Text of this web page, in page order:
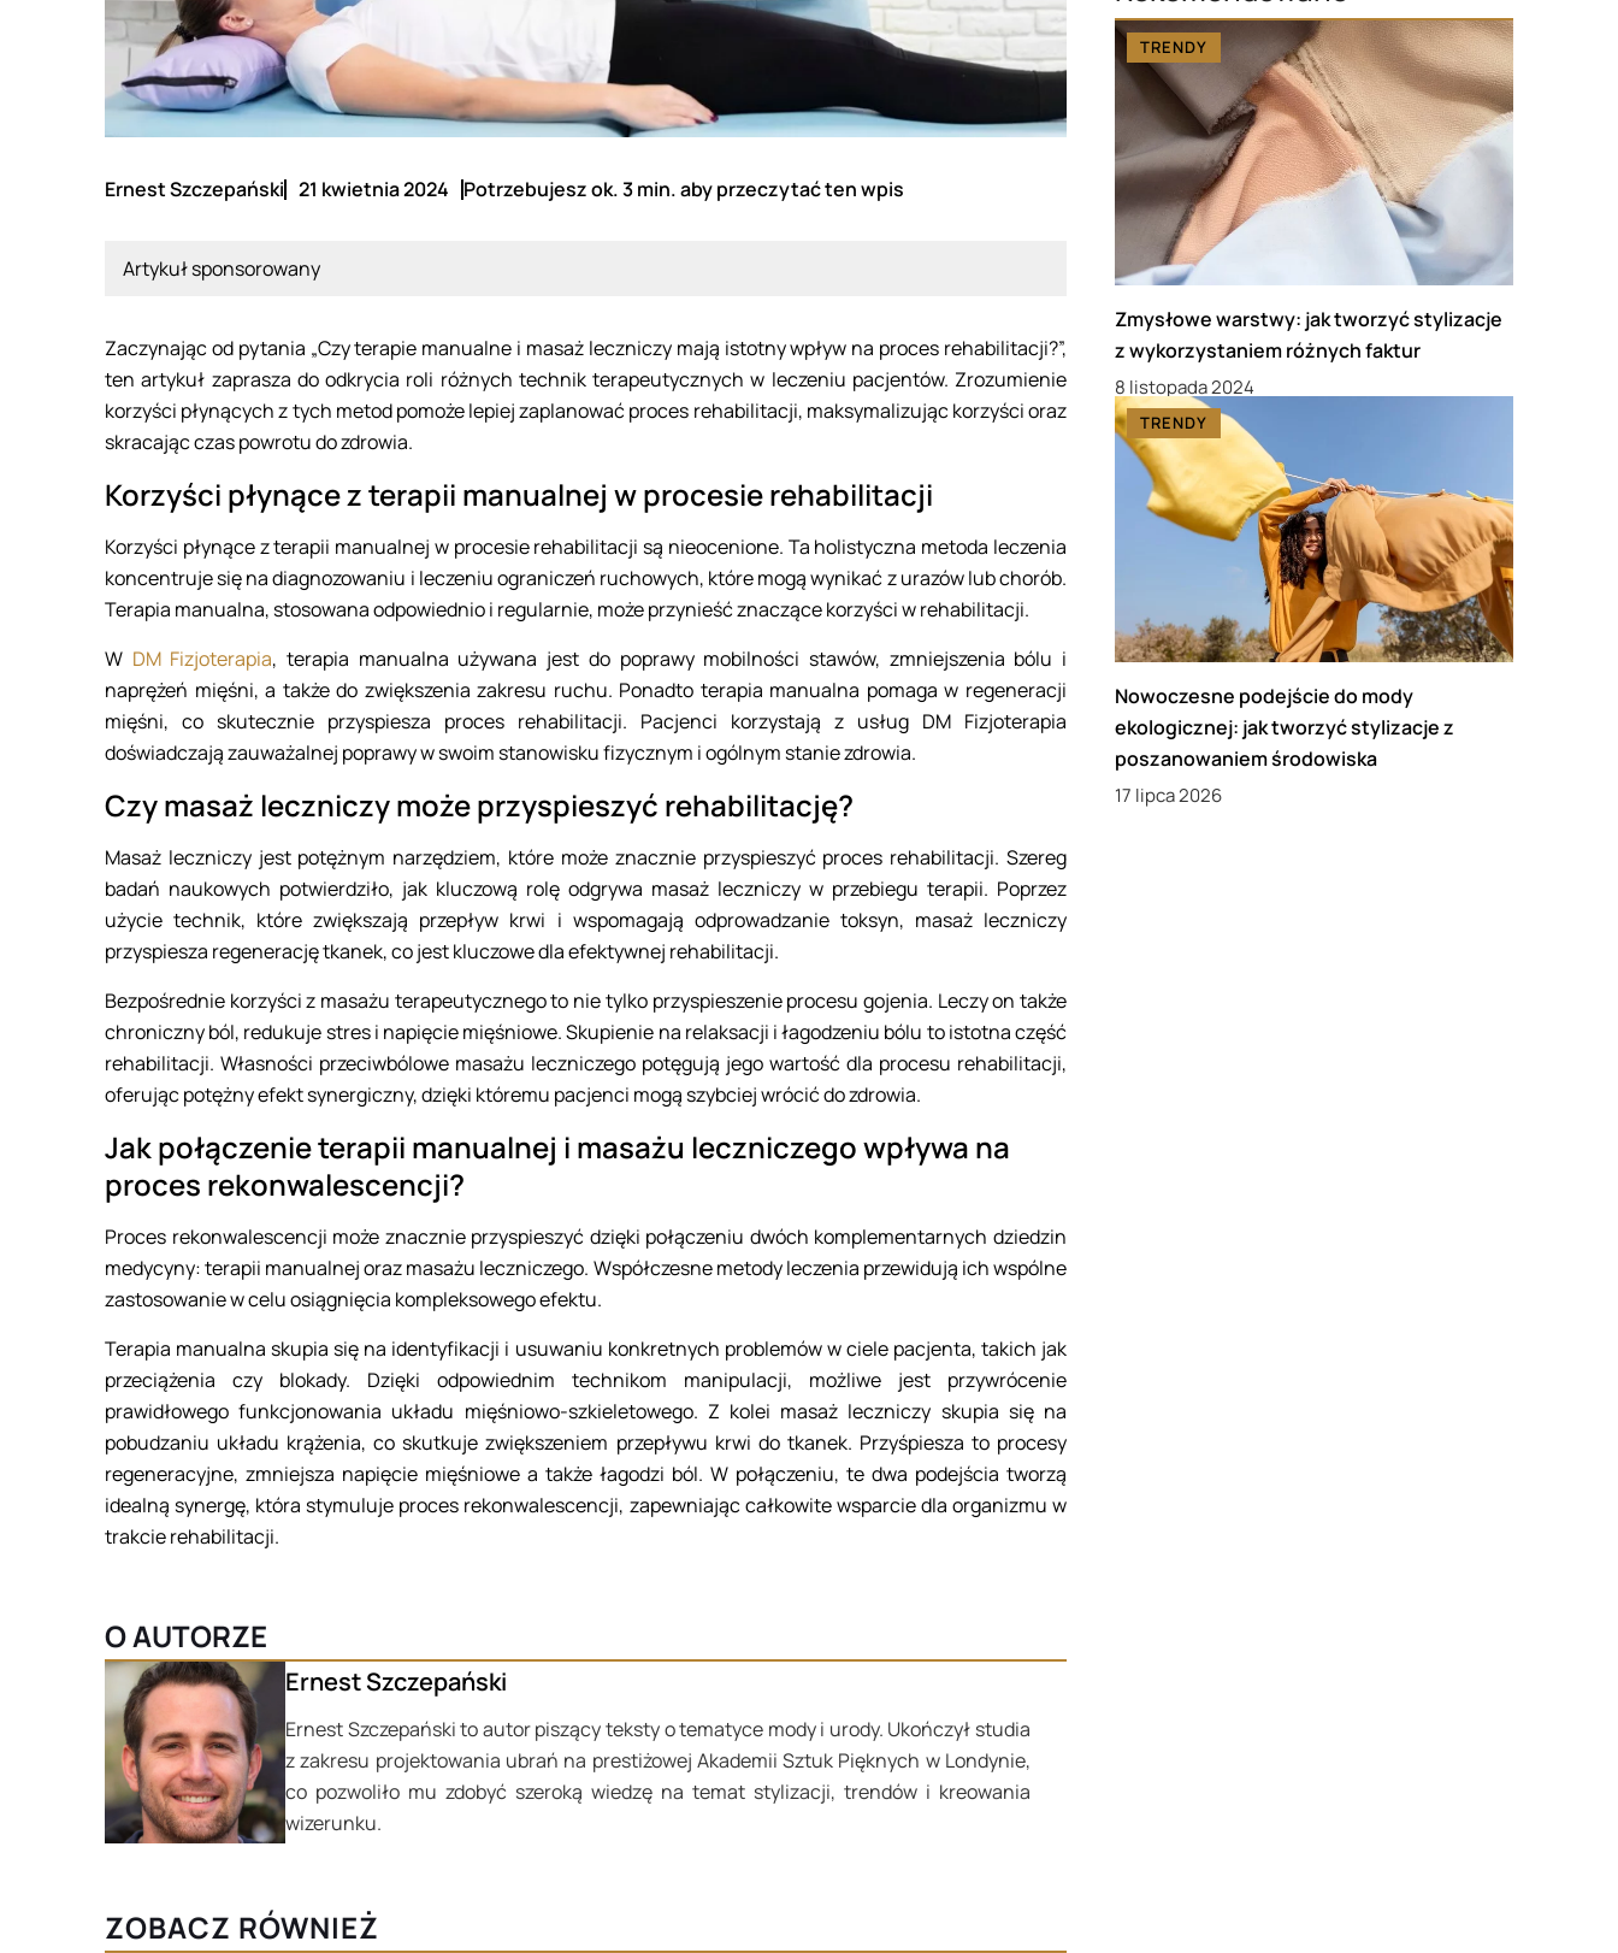
Ernest Szczepański 21 kwietnia 2024 Potrzebujesz ok. 3 min. aby przeczytać ten wpis
Artykuł sponsorowany
Zaczynając od pytania „Czy terapie manualne i masaż leczniczy mają istotny wpływ na proces rehabilitacji?”,
ten artykuł zaprasza do odkrycia roli różnych technik terapeutycznych w leczeniu pacjentów. Zrozumienie
korzyści płynących z tych metod pomoże lepiej zaplanować proces rehabilitacji, maksymalizując korzyści oraz
skracając czas powrotu do zdrowia.
Korzyści płynące z terapii manualnej w procesie rehabilitacji
Korzyści płynące z terapii manualnej w procesie rehabilitacji są nieocenione. Ta holistyczna metoda leczenia
koncentruje się na diagnozowaniu i leczeniu ograniczeń ruchowych, które mogą wynikać z urazów lub chorób.
Terapia manualna, stosowana odpowiednio i regularnie, może przynieść znaczące korzyści w rehabilitacji.
W DM Fizjoterapia, terapia manualna używana jest do poprawy mobilności stawów, zmniejszenia bólu i
naprężeń mięśni, a także do zwiększenia zakresu ruchu. Ponadto terapia manualna pomaga w regeneracji
mięśni, co skutecznie przyspiesza proces rehabilitacji. Pacjenci korzystają z usług DM Fizjoterapia
doświadczają zauważalnej poprawy w swoim stanowisku fizycznym i ogólnym stanie zdrowia.
Czy masaż leczniczy może przyspieszyć rehabilitację?
Masaż leczniczy jest potężnym narzędziem, które może znacznie przyspieszyć proces rehabilitacji. Szereg
badań naukowych potwierdziło, jak kluczową rolę odgrywa masaż leczniczy w przebiegu terapii. Poprzez
użycie technik, które zwiększają przepływ krwi i wspomagają odprowadzanie toksyn, masaż leczniczy
przyspiesza regenerację tkanek, co jest kluczowe dla efektywnej rehabilitacji.
Bezpośrednie korzyści z masażu terapeutycznego to nie tylko przyspieszenie procesu gojenia. Leczy on także
chroniczny ból, redukuje stres i napięcie mięśniowe. Skupienie na relaksacji i łagodzeniu bólu to istotna część
rehabilitacji. Własności przeciwbólowe masażu leczniczego potęgują jego wartość dla procesu rehabilitacji,
oferując potężny efekt synergiczny, dzięki któremu pacjenci mogą szybciej wrócić do zdrowia.
Jak połączenie terapii manualnej i masażu leczniczego wpływa na
proces rekonwalescencji?
Proces rekonwalescencji może znacznie przyspieszyć dzięki połączeniu dwóch komplementarnych dziedzin
medycyny: terapii manualnej oraz masażu leczniczego. Współczesne metody leczenia przewidują ich wspólne
zastosowanie w celu osiągnięcia kompleksowego efektu.
Terapia manualna skupia się na identyfikacji i usuwaniu konkretnych problemów w ciele pacjenta, takich jak
przeciążenia czy blokady. Dzięki odpowiednim technikom manipulacji, możliwe jest przywrócenie
prawidłowego funkcjonowania układu mięśniowo-szkieletowego. Z kolei masaż leczniczy skupia się na
pobudzaniu układu krążenia, co skutkuje zwiększeniem przepływu krwi do tkanek. Przyśpiesza to procesy
regeneracyjne, zmniejsza napięcie mięśniowe a także łagodzi ból. W połączeniu, te dwa podejścia tworzą
idealną synergę, która stymuluje proces rekonwalescencji, zapewniając całkowite wsparcie dla organizmu w
trakcie rehabilitacji.
O AUTORZE
Ernest Szczepański
Ernest Szczepański to autor piszący teksty o tematyce mody i urody. Ukończył studia
z zakresu projektowania ubrań na prestiżowej Akademii Sztuk Pięknych w Londynie,
co pozwoliło mu zdobyć szeroką wiedzę na temat stylizacji, trendów i kreowania
wizerunku.
ZOBACZ RÓWNIEŻ
TRENDY
Zmysłowe warstwy: jak tworzyć stylizacje
z wykorzystaniem różnych faktur
8 listopada 2024
TRENDY
Nowoczesne podejście do mody
ekologicznej: jak tworzyć stylizacje z
poszanowaniem środowiska
17 lipca 2026